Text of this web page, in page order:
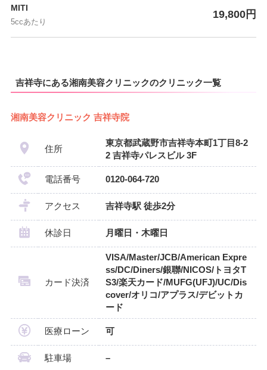
MITI
5ccあたり
19,800円
吉祥寺にある湘南美容クリニックのクリニック一覧
湘南美容クリニック 吉祥寺院
住所
東京都武蔵野市吉祥寺本町1丁目8-2
2 吉祥寺パレスビル 3F
電話番号 0120-064-720
アクセス 吉祥寺駅 徒歩2分
休診日 月曜日・木曜日
カード決済
VISA/Master/JCB/American Expre
ss/DC/Diners/銀聯/NICOS/トヨタT
S3/楽天カード/MUFG(UFJ)/UC/Dis
cover/オリコ/アプラス/デビットカ
ード
医療ローン 可
駐車場 –